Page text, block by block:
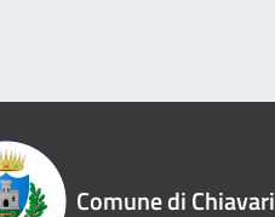
Comune di Chiavari